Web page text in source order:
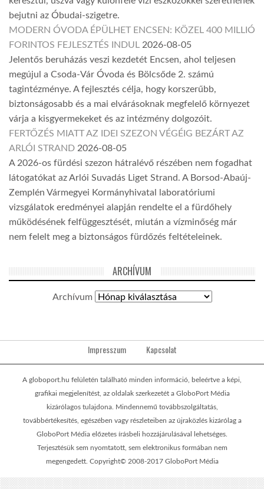
bejutni az Óbudai-szigetre.
MODERN ÓVODA ÉPÜLHET ENCSEN: KÖZEL 400 MILLIÓ
FORINTOS FEJLESZTÉS INDUL 2026-08-05
Jelentős beruházás veszi kezdetét Encsen, ahol teljesen
megújul a Csoda-Vár Óvoda és Bölcsőde 2. számú
tagintézménye. A fejlesztés célja, hogy korszerűbb,
biztonságosabb és a mai elvárásoknak megfelelő környezet
várja a kisgyermekeket és az intézmény dolgozóit.
FERTŐZÉS MIATT AZ IDEI SZEZON VÉGÉIG BEZÁRT AZ
ARLÓI STRAND 2026-08-05
A 2026-os fürdési szezon hátralévő részében nem fogadhat
látogatókat az Arlói Suvadás Liget Strand. A Borsod-Abaúj-
Zemplén Vármegyei Kormányhivatal laboratóriumi
vizsgálatok eredményei alapján rendelte el a fürdőhely
működésének felfüggesztését, miután a vízminőség már
nem felelt meg a biztonságos fürdőzés feltételeinek.
ARCHÍVUM
Archívum
Impresszum Kapcsolat
A globoport.hu felületén található minden információ, beleértve a képi,
grafikai megjelenítést, az oldalak szerkezetét a GloboPort Média
kizárólagos tulajdona. Mindennemű továbbszolgáltatás,
továbbértékesítés, egészében vagy részleteiben az újraközlés kizárólag a
GloboPort Média előzetes írásbeli hozzájárulásával lehetséges.
Terjesztésük sem nyomtatott, sem elektronikus formában nem
megengedett. Copyright© 2008-2017 GloboPort Média